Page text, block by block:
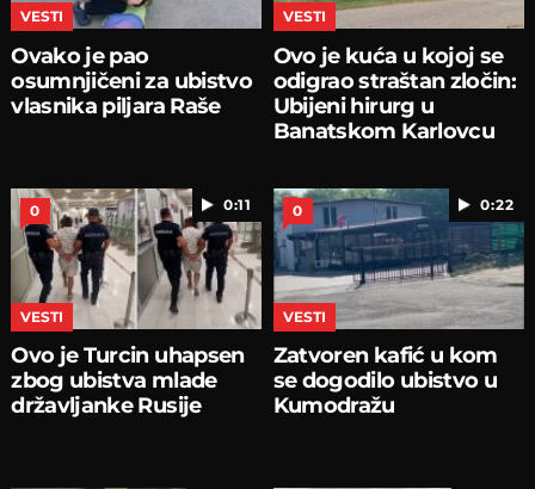
VESTI
Ovako je pao
osumnjičeni za ubistvo
vlasnika piljara Raše
VESTI
Ovo je kuća u kojoj se
odigrao straštan zločin:
Ubijeni hirurg u
Banatskom Karlovcu
0:11
0
VESTI
Ovo je Turcin uhapsen
zbog ubistva mlade
državljanke Rusije
0:22
0
VESTI
Zatvoren kafić u kom
se dogodilo ubistvo u
Kumodražu